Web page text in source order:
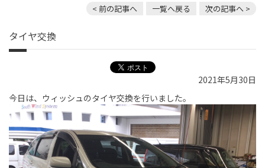
< 前の記事へ 一覧へ戻る 次の記事へ >
タイヤ交換
2021年5月30日
今日は、ウィッシュのタイヤ交換を行いました。